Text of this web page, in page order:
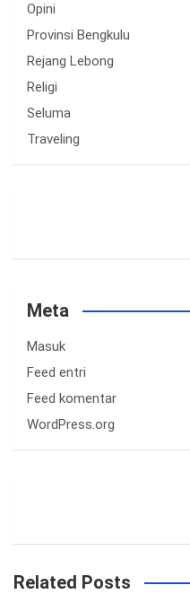
Opini
Provinsi Bengkulu
Rejang Lebong
Religi
Seluma
Traveling
Meta
Masuk
Feed entri
Feed komentar
WordPress.org
Related Posts